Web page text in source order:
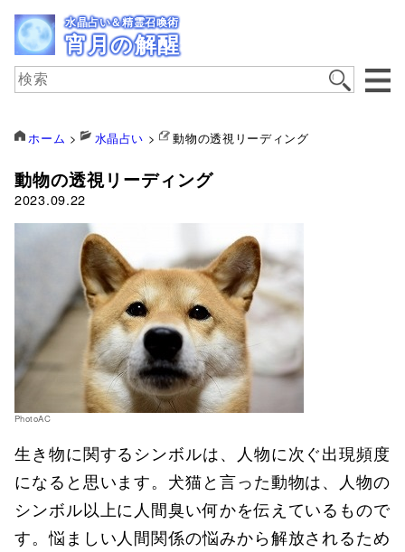
水晶占い＆精霊召喚術
宵月の解醒
ホーム > 水晶占い > 動物の透視リーディング
動物の透視リーディング
2023.09.22
PhotoAC
生き物に関するシンボルは、人物に次ぐ出現頻度
になると思います。犬猫と言った動物は、人物の
シンボル以上に人間臭い何かを伝えているもので
す。悩ましい人間関係の悩みから解放されるため